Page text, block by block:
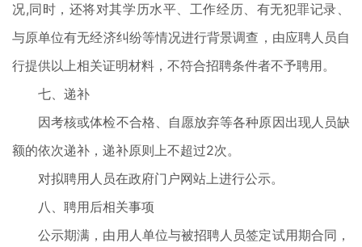
况,同时，还将对其学历水平、工作经历、有无犯罪记录、
与原单位有无经济纠纷等情况进行背景调查，由应聘人员自
行提供以上相关证明材料，不符合招聘条件者不予聘用。
七、递补
因考核或体检不合格、自愿放弃等各种原因出现人员缺
额的依次递补，递补原则上不超过2次。
对拟聘用人员在政府门户网站上进行公示。
八、聘用后相关事项
公示期满，由用人单位与被招聘人员签定试用期合同，